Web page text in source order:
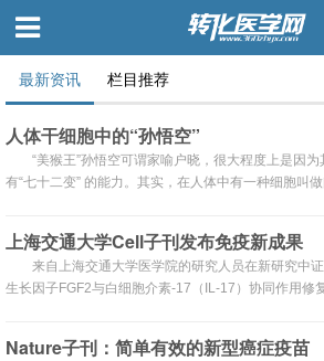
最新资讯 栏目推荐
人体干细胞中的“孙悟空”
“美猴王”孙悟空可谓家喻户晓，很大程度上是因为
有“七十二变” 的能力。其实，在人体中有一种细胞叫
上海交通大学Cell子刊发布免疫新成果
来自上海交通大学医学院的研究人员在新研究中证
生长因子FGF2与白细胞介素-17（IL-17）协同作用修
Nature子刊：简单有效的新型癌症疫苗